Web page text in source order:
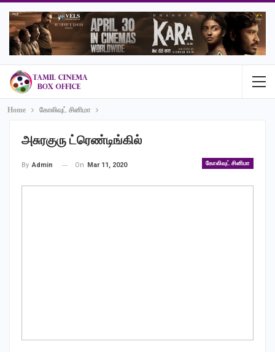
Home கோலிவுட் சினிமா
அசுரகுரு ட்ரெண்டிங்கில்
கோலிவுட் சினிமா
By Admin On Mar 11, 2020